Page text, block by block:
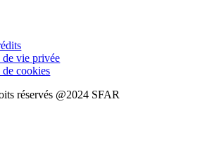
de vie privée
cookies
réservés @2024 SFAR